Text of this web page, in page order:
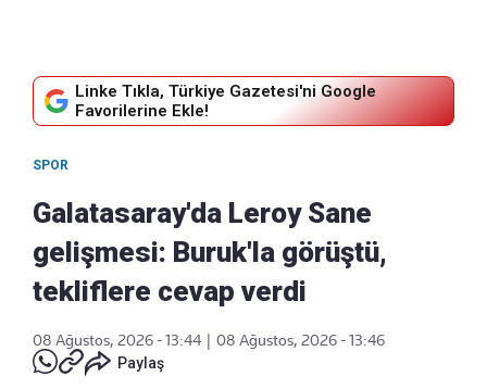
Linke Tıkla, Türkiye Gazetesi'ni Google
Favorilerine Ekle!
SPOR
Galatasaray'da Leroy Sane
gelişmesi: Buruk'la görüştü,
tekliflere cevap verdi
08 Ağustos, 2026 - 13:44
08 Ağustos, 2026 - 13:46
Paylaş